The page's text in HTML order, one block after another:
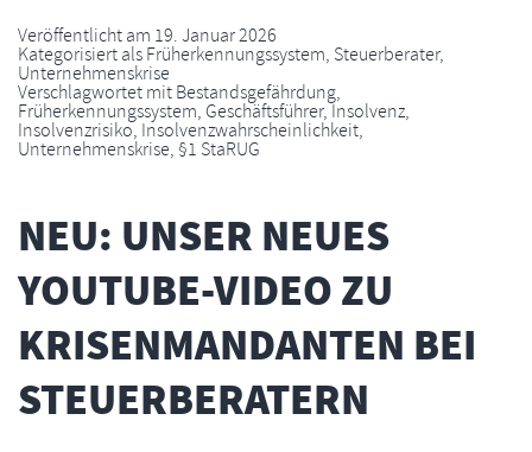
Veröffentlicht am 19. Januar 2026
Kategorisiert alsFrüherkennungssystem, Steuerberater,
Unternehmenskrise
Verschlagwortet mitBestandsgefährdung,
Früherkennungssystem, Geschäftsführer,Insolvenz,
Insolvenzrisiko, Insolvenzwahrscheinlichkeit,
Unternehmenskrise,§1 StaRUG
NEU: UNSER NEUES
YOUTUBE-VIDEO ZU
KRISENMANDANTEN BEI
STEUERBERATERN